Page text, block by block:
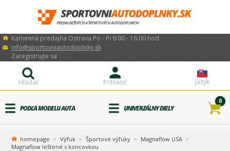
Kamenná predajňa Ostrava Po - Pi 9:00 - 16:00 hod.
info@sportovniautodoplnky.sk
Jazyk
Prihlásiť
Zaregistrujte sa
Hľadať
PODĽA MODELU AUTA UNIVERZÁLNY DIELY
0
homepage Výfuk Športové výfuky
Magnaflow USA
Magnaflow leštené s koncovkou